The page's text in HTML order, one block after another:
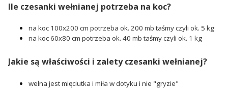
Ile czesanki wełnianej potrzeba na koc?
na koc 100x200 cm potrzeba ok. 200 mb taśmy czyli ok. 5 kg
na koc 60x80 cm potrzeba ok. 40 mb taśmy czyli ok. 1 kg
Jakie są właściwości i zalety czesanki wełnianej?
wełna jest mięciutka i miła w dotyku i nie "gryzie"